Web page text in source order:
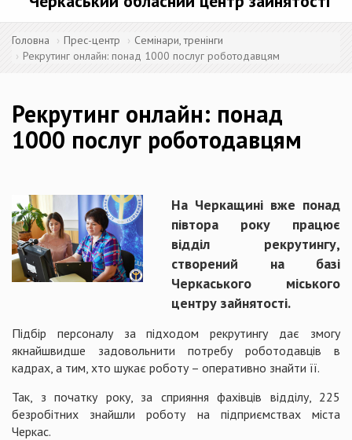
Головна Прес-центр
Семінари, тренінги
Рекрутинг онлайн: понад 1000 послуг роботодавцям
Рекрутинг онлайн: понад
1000 послуг роботодавцям
На Черкащині вже понад
півтора року працює
відділ рекрутингу,
створений на базі
Черкаського міського
центру зайнятості.
Підбір персоналу за підходом рекрутингу дає змогу
якнайшвидше задовольнити потребу роботодавців в
кадрах, а тим, хто шукає роботу – оперативно знайти її.
Так, з початку року, за сприяння фахівців відділу, 225
безробітних знайшли роботу на підприємствах міста
Черкас.